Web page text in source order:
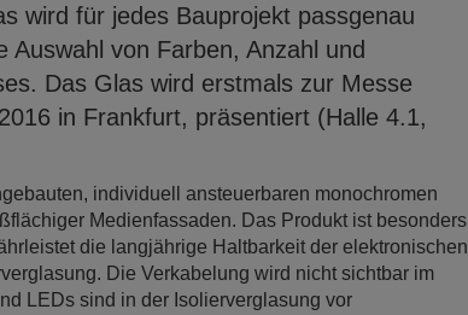
wird für jedes Bauprojekt passgenau
von Farben, Anzahl und
Das Glas wird erstmals zur Messe
in Frankfurt, präsentiert (Halle 4.1,
individuell ansteuerbaren monochromen
Medienfassaden. Das Produkt ist besonders
die langjährige Haltbarkeit der elektronischen
Die Verkabelung wird nicht sichtbar im
LEDs sind in der Isolierverglasung vor